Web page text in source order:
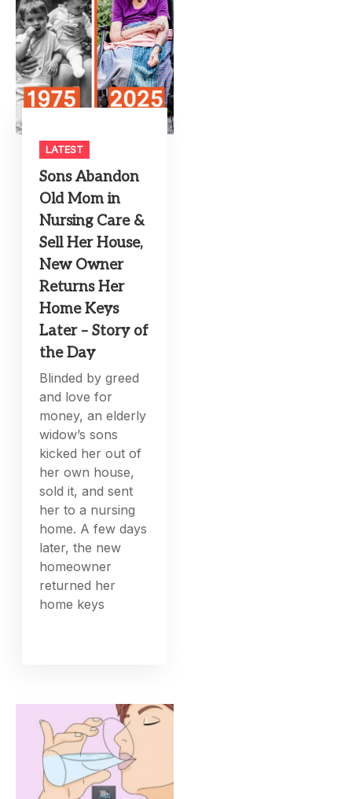
LATEST
Sons Abandon
Old Mom in
Nursing Care &
Sell Her House,
New Owner
Returns Her
Home Keys
Later – Story of
the Day
Blinded by greed
and love for
money, an elderly
widow’s sons
kicked her out of
her own house,
sold it, and sent
her to a nursing
home. A few days
later, the new
homeowner
returned her
home keys